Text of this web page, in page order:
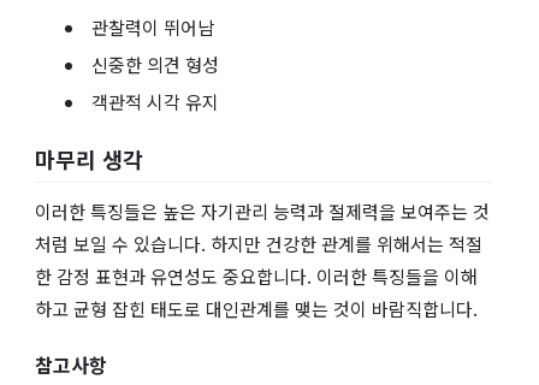
관찰력이 뛰어남
신중한 의견 형성
객관적 시각 유지
마무리 생각
이러한 특징들은 높은 자기관리 능력과 절제력을 보여주는 것
처럼 보일 수 있습니다. 하지만 건강한 관계를 위해서는 적절
한 감정 표현과 유연성도 중요합니다. 이러한 특징들을 이해
하고 균형 잡힌 태도로 대인관계를 맺는 것이 바람직합니다.
참고사항